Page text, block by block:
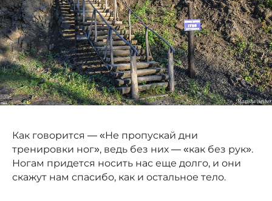
Как говорится — «Не пропускай дни
тренировки ног», ведь без них — «как без рук».
Ногам придется носить нас еще долго, и они
скажут нам спасибо, как и остальное тело.